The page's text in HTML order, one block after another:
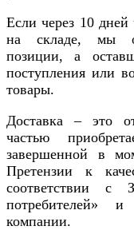
Если через 10 дней
на складе, мы
позиции, а
поступления или
товары.
Доставка – это
частью
завершенной в
Претензии к
соответствии
потребителей» и
компании.